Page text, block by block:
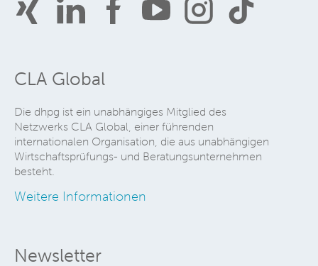
CLA Global
Die dhpg ist ein unabhängiges Mitglied des
Netzwerks CLA Global, einer führenden
internationalen Organisation, die aus unabhängigen
Wirtschaftsprüfungs- und Beratungsunternehmen
besteht.
Weitere Informationen
Newsletter